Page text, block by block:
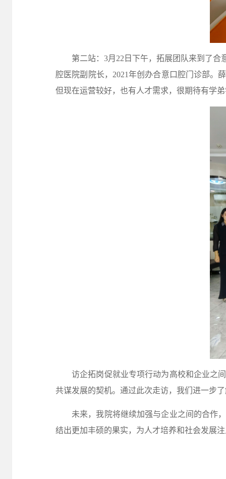
第二站： 3月22日下午，拓展团队来到了合
腔医院副院长，2021年创办合意口腔门诊部。
但现在运营较好，也有人才需求，很期待有学
访企拓岗促就业专项行动为高校和企业之
共谋发展的契机。通过此次走访，我们进一步
未来，我院将继续加强与企业之间的合作
结出更加丰硕的果实，为人才培养和社会发展